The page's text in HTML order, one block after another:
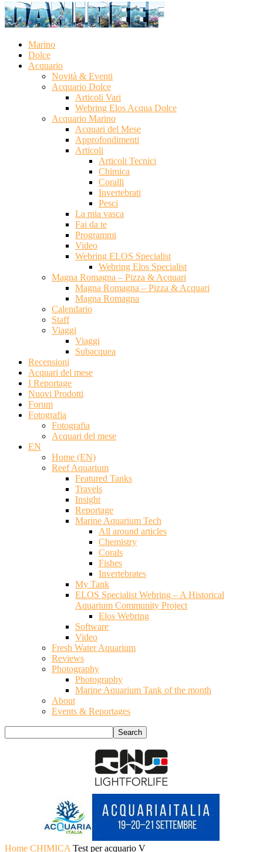
Marino
Dolce
Acquario
Novità & Eventi
Acquario Dolce
Articoli Vari
Webring Elos Acqua Dolce
Acquario Marino
Acquari del Mese
Approfondimenti
Articoli
Articoli Tecnici
Chimica
Coralli
Invertebrati
Pesci
La mia vasca
Fai da te
Programmi
Video
Webring ELOS Specialist
Webring Elos Specialist
Magna Romagna – Pizza & Acquari
Magna Romagna – Pizza & Acquari
Magna Romagna
Calendario
Staff
Viaggi
Viaggi
Subacquea
Recensioni
Acquari del mese
I Reportage
Nuovi Prodotti
Forum
Fotografia
Fotografia
Acquari del mese
EN
Home (EN)
Reef Aquarium
Featured Tanks
Travels
Insight
Reportage
Marine Aquarium Tech
All around articles
Chemistry
Corals
Fishes
Invertebrates
My Tank
ELOS Specialist Webring – A Historical
Aquarium Community Project
Elos Webring
Software
Video
Fresh Water Aquarium
Reviews
Photography
Photography
Marine Aquarium Tank of the month
About
Events & Reportages
Home CHIMICA Test per acquario V